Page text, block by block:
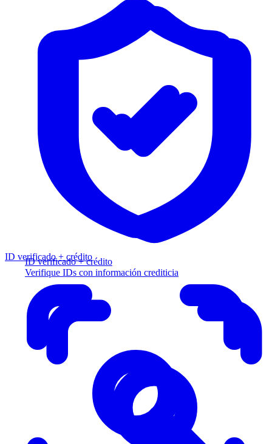
ID verificado + crédito
Verifique IDs con información crediticia
ID verificado + crédito